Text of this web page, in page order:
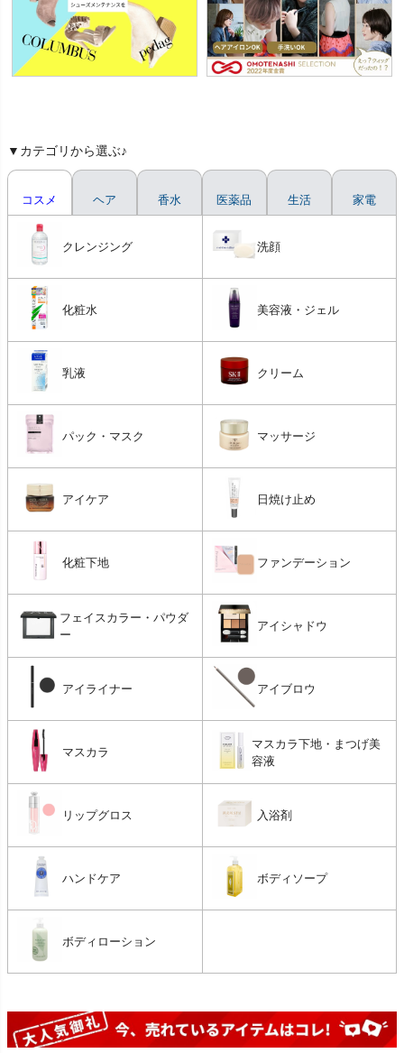
▼カテゴリから選ぶ♪
コスメ
クレンジング 洗顔
化粧水 美容液・ジェル
乳液 クリーム
パック・マスク マッサージ
アイケア 日焼け止め
化粧下地 ファンデーション
フェイスカラー・パウダ
ー
アイシャドウ
アイライナー アイブロウ
マスカラ
マスカラ下地・まつげ美
容液
リップグロス 入浴剤
ハンドケア ボディソープ
ボディローション
ヘア 香水 医薬品 生活 家電